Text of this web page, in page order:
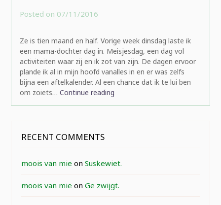
Posted on 07/11/2016
Ze is tien maand en half. Vorige week dinsdag laste ik
een mama-dochter dag in. Meisjesdag, een dag vol
activiteiten waar zij en ik zot van zijn. De dagen ervoor
plande ik al in mijn hoofd vanalles in en er was zelfs
bijna een aftelkalender. Al een chance dat ik te lui ben
om zoiets… Continue reading
RECENT COMMENTS
moois van mie onSuskewiet.
moois van mie onGe zwijgt.